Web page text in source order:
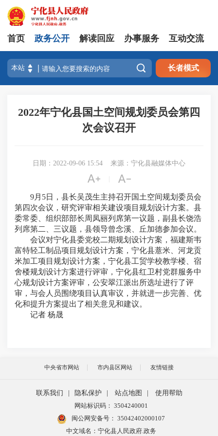
首页 政务公开 解读回应 办事服务 互动交流
 长者模式
2022年宁化县国土空间规划委员会第四
次会议召开
日期：2022-09-06 15:54 来源：宁化县融媒体中心
 
9月5日，县长吴茂生主持召开国土空间规划委员会
第四次会议，研究评审相关建设项目规划设计方案。县
委常委、组织部部长周凤丽列席第一议题，副县长饶浩
列席第二、三议题，县领导曾念溪、丘加德参加会议。
会议对宁化县委党校二期规划设计方案，福建斯韦
富特轻工制品项目规划设计方案，宁化县薏米、河龙贡
米加工项目规划设计方案，宁化县工贸学校教学楼、宿
舍楼规划设计方案进行评审，宁化县红卫村党群服务中
心规划设计方案评审，公安翠江派出所选址进行了评
审，与会人员围绕项目认真审议，并就进一步完善、优
化和提升方案提出了相关意见和建议。
记者 杨晟
中央省市网站 市内县区网站 友情链接
联系我们 隐私保护 站点地图
使用帮助
网站标识码： 3504240001
闽公网安备号： 35042402000107
中文域名：宁化县人民政府.政务